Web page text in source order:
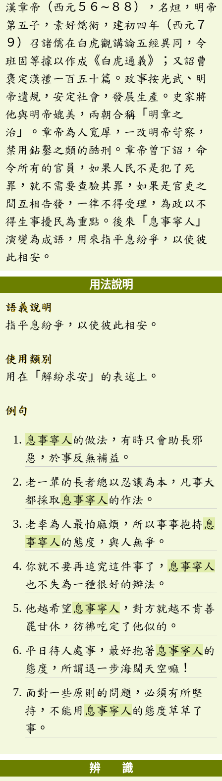
漢章帝（西元５６∼８８），名炟，明帝
第五子，素好儒術，建初四年（西元７
９）召諸儒在白虎觀講論五經異同，令
班固等據以作成《白虎通義》；又詔曹
褒定漢禮一百五十篇。政事按光武、明
帝遺規，安定社會，發展生產。史家將
他與明帝媲美，兩朝合稱「明章之
治」。章帝為人寬厚，一改明帝苛察，
禁用鉆鑿之類的酷刑。章帝曾下詔，命
令所有的官員，如果人民不是犯了死
罪，就不需要查驗其罪，如果是官吏之
間互相告發，一律不得受理，為政以不
得生事擾民為重點。後來「息事寧人」
演變為成語，用來指平息紛爭，以使彼
此相安。
用法說明
語義說明
指平息紛爭，以使彼此相安。
使用類別
用在「解紛求安」的表述上。
例句
息事寧人 的做法，有時只會助長邪
惡，於事反無補益。
老一輩的長者總以忍讓為本，凡事大
都採取息事寧人 的作法。
老李為人最怕麻煩，所以事事抱持 息
事寧人 的態度，與人無爭。
你就不要再追究這件事了， 息事寧人
也不失為一種很好的辦法。
他越希望 息事寧人 ，對方就越不肯善
罷甘休，彷彿吃定了他似的。
平日待人處事，最好抱著 息事寧人 的
態度，所謂退一步海闊天空嘛！
面對一些原則的問題，必須有所堅
持，不能用 息事寧人 的態度草草了
事。
辨 識